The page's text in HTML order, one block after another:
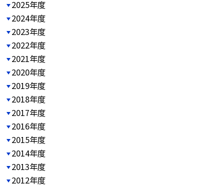
2025年度
2024年度
2023年度
2022年度
2021年度
2020年度
2019年度
2018年度
2017年度
2016年度
2015年度
2014年度
2013年度
2012年度